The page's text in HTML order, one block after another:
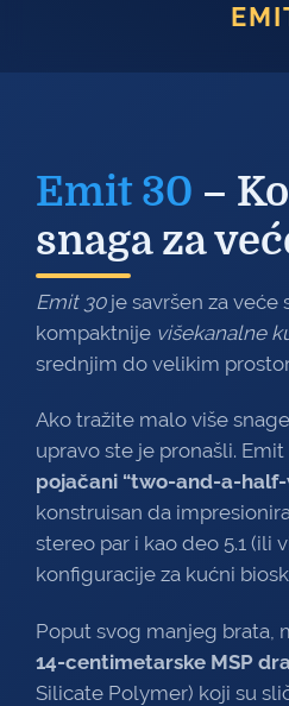
Emit 30 –
snaga za
Emit 30je savršen za veće
kompaktnije višekanalne
srednjim do velikim
Ako tražite malo više
upravo ste je pronašli. Emit
pojačani “two-and-a-
konstruisan da
stereo par i kao deo 5.1 (ili
konfiguracije za kućni
Poput svog manjeg brata,
14-centimetarske MSP
Silicate Polymer) koji su